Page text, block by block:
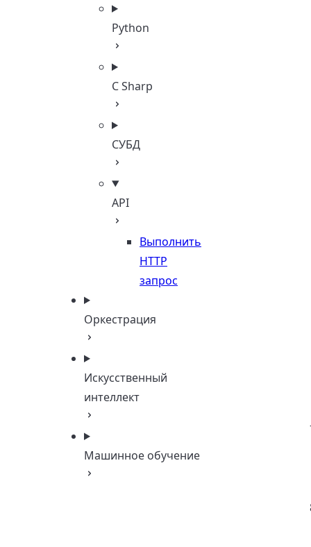
Python
C Sharp
СУБД
API
Выполнить
HTTP
запрос
Оркестрация
Искусственный
интеллект
Машинное обучение